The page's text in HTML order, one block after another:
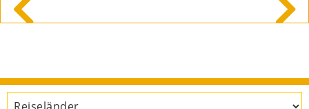
€ 1.099 €
 